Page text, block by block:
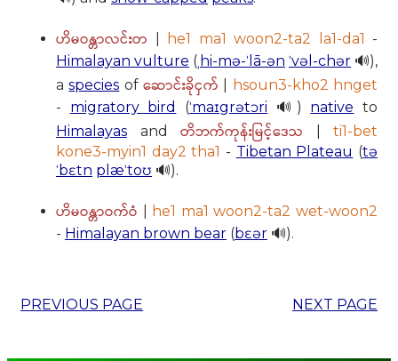
ဟိမဝန္တာလင်းတ he1 ma1 woon2-ta2 la1-da1 -
Himalayan vulture ( ˌhi-mə-ˈlā-ən ˈvəl-chər 🔊),
aspecies ofဆောင်းခိုငှက်
hsoun3-kho2 hnget
- migratory bird (ˈmaɪgrətɔri 🔊) native to
Himalayas and တိဘက်ကုန်းမြင့်ဒေသ
ti1-bet
kone3-myin1 day2 tha1 - Tibetan Plateau (tə
ˈbɛtn plæˈtoʊ 🔊).
ဟိမဝန္တာဝက်ဝံ
he1 ma1 woon2-ta2 wet-woon2
- Himalayan brown bear (bɛər 🔊).
PREVIOUS PAGE NEXT PAGE